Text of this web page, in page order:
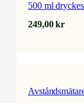
500 ml
249,00kr